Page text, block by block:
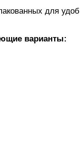
для
варианты: